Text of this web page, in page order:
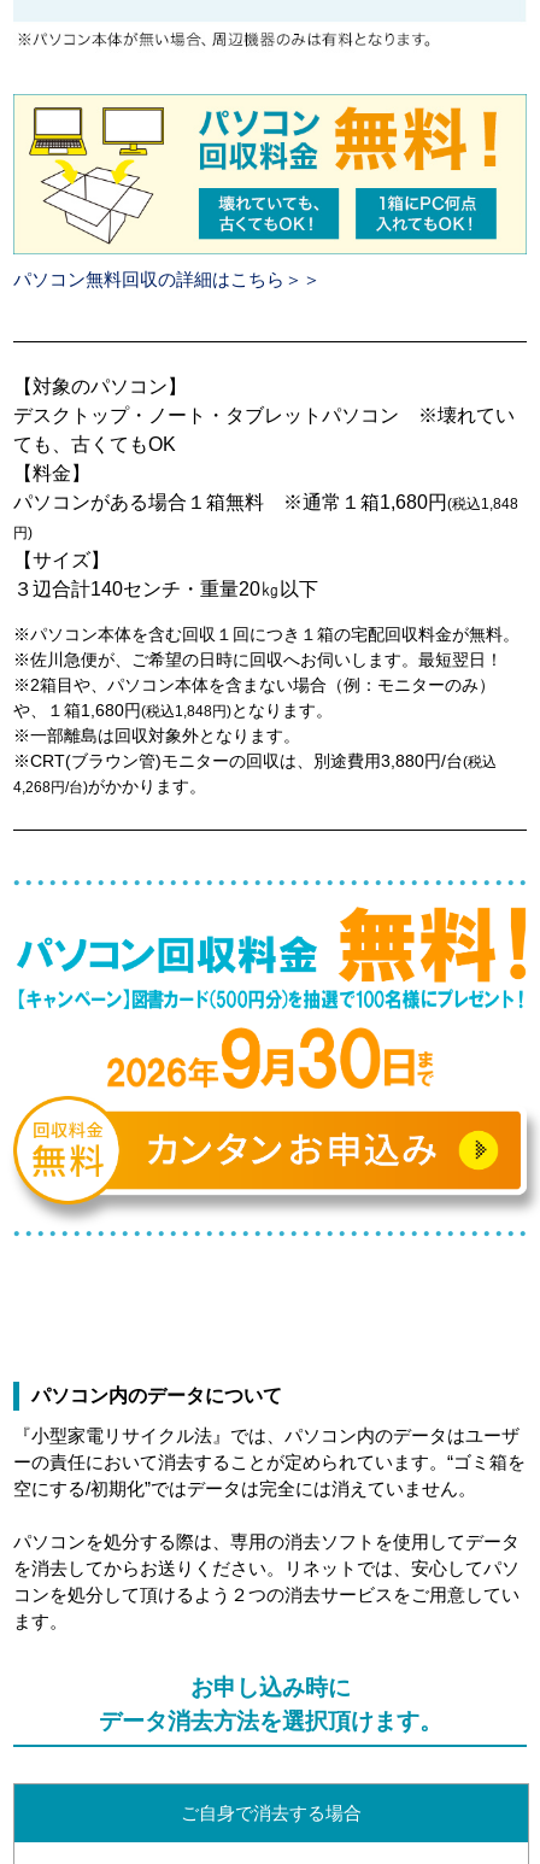
パソコン無料回収の詳細はこちら＞＞
【対象のパソコン】
デスクトップ・ノート・タブレットパソコン ※壊れてい
ても、古くてもOK
【料金】
パソコンがある場合１箱無料 ※通常１箱1,680円(税込1,848
円)
【サイズ】
３辺合計140センチ・重量20㎏以下
※パソコン本体を含む回収１回につき１箱の宅配回収料金が無料。
※佐川急便が、ご希望の日時に回収へお伺いします。最短翌日！
※2箱目や、パソコン本体を含まない場合（例：モニターのみ）
や、１箱1,680円(税込1,848円)となります。
※一部離島は回収対象外となります。
※CRT(ブラウン管)モニターの回収は、別途費用3,880円/台(税込
4,268円/台)がかかります。
パソコン内のデータについて
『小型家電リサイクル法』では、パソコン内のデータはユーザ
ーの責任において消去することが定められています。“ゴミ箱を
空にする/初期化”ではデータは完全には消えていません。
パソコンを処分する際は、専用の消去ソフトを使用してデータ
を消去してからお送りください。リネットでは、安心してパソ
コンを処分して頂けるよう２つの消去サービスをご用意してい
ます。
お申し込み時に
データ消去方法を選択頂けます。
ご自身で消去する場合